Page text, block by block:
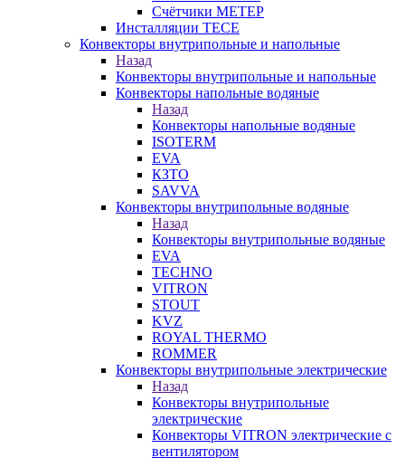
Счётчики МЕТЕР
Инсталляции TECE
Конвекторы внутрипольные и напольные
Назад
Конвекторы внутрипольные и напольные
Конвекторы напольные водяные
Назад
Конвекторы напольные водяные
ISOTERM
EVA
КЗТО
SAVVA
Конвекторы внутрипольные водяные
Назад
Конвекторы внутрипольные водяные
EVA
TECHNO
VITRON
STOUT
KVZ
ROYAL THERMO
ROMMER
Конвекторы внутрипольные электрические
Назад
Конвекторы внутрипольные
электрические
Конвекторы VITRON электрические с
вентилятором